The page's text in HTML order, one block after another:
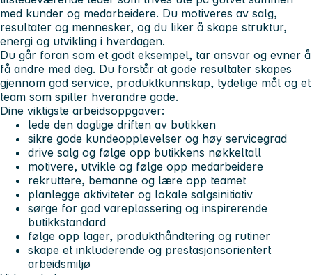
med kunder og medarbeidere. Du motiveres av salg,
resultater og mennesker, og du liker å skape struktur,
energi og utvikling i hverdagen.
Du går foran som et godt eksempel, tar ansvar og evner å
få andre med deg. Du forstår at gode resultater skapes
gjennom god service, produktkunnskap, tydelige mål og et
team som spiller hverandre gode.
Dine viktigste arbeidsoppgaver:
lede den daglige driften av butikken
sikre gode kundeopplevelser og høy servicegrad
drive salg og følge opp butikkens nøkkeltall
motivere, utvikle og følge opp medarbeidere
rekruttere, bemanne og lære opp teamet
planlegge aktiviteter og lokale salgsinitiativ
sørge for god vareplassering og inspirerende
butikkstandard
følge opp lager, produkthåndtering og rutiner
skape et inkluderende og prestasjonsorientert
arbeidsmiljø